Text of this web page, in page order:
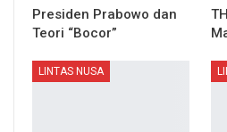
Presiden Prabowo dan
Teori “Bocor”
LINTAS NUSA